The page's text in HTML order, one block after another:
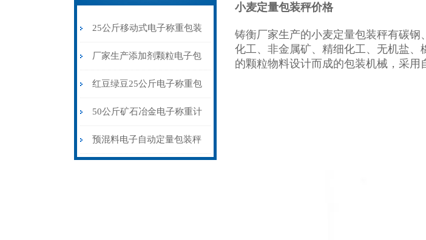
25公斤移动式电子称重包装
秤粮库专用
厂家生产添加剂颗粒电子包
装秤18kg
红豆绿豆25公斤电子称重包
装秤皮带输送式
50公斤矿石冶金电子称重计
量包装秤价格
预混料电子自动定量包装秤
小麦定量包装秤价格
铸衡厂家生产的小麦定量包装秤有碳
化工、非金属矿、精细化工、无机盐
的颗粒物料设计而成的包装机械，采用